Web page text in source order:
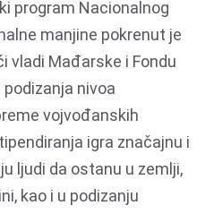
program Nacionalnog
manjine pokrenut je
vladi Mađarske i Fondu
podizanja nivoa
vojvođanskih
igra značajnu i
ljudi da ostanu u zemlji,
kao i u podizanju